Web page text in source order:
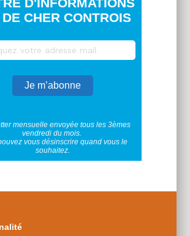
CHER CONTROIS
mensuelle envoyée tous les 3èmes
vendredi du mois.
vous désinscrire quand vous le
souhaitez.